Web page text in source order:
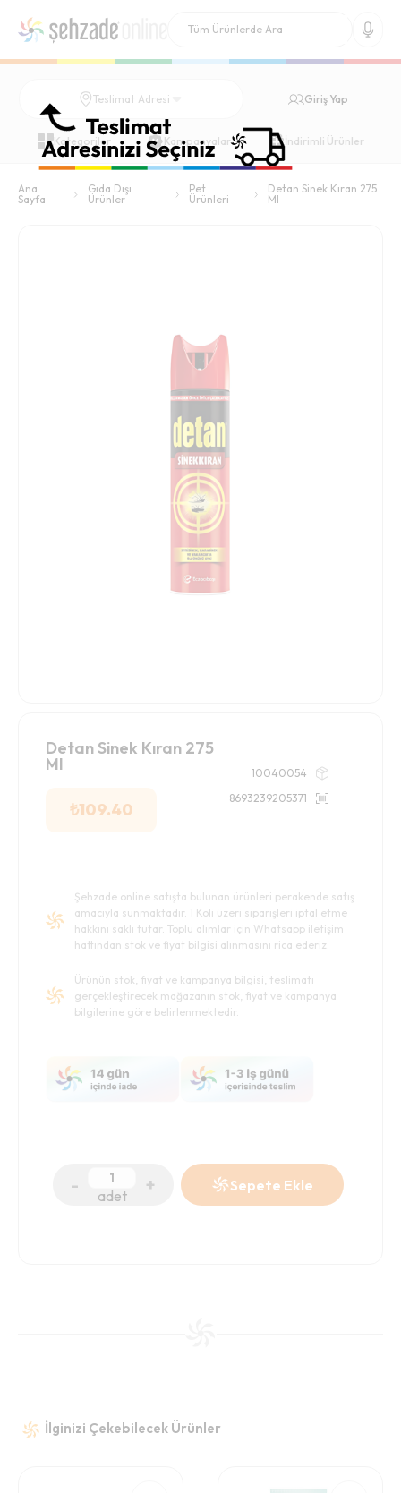
Teslimat Adresi Giriş Yap
Kategoriler Kampanyalar İndirimli Ürünler
Ana
Sayfa
Gıda Dışı
Ürünler
Pet
Ürünleri
Detan Sinek Kıran 275
Ml
Detan Sinek Kıran 275
Ml
₺109.40
10040054
8693239205371
Şehzade online satışta bulunan ürünleri perakende satış
amacıyla sunmaktadır. 1 Koli üzeri siparişleri iptal etme
hakkını saklı tutar. Toplu alımlar için Whatsapp iletişim
hattından stok ve fiyat bilgisi alınmasını rica ederiz.
Ürünün stok, fiyat ve kampanya bilgisi, teslimatı
gerçekleştirecek mağazanın stok, fiyat ve kampanya
bilgilerine göre belirlenmektedir.
- adet + Sepete Ekle
İlginizi Çekebilecek Ürünler